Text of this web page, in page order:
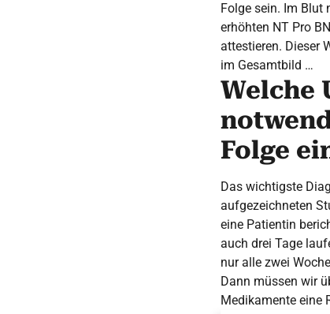
Folge sein. Im Blut
erhöhten NT Pro
attestieren. Dieser
im Gesamtbild …
Welche
Folge
Das wichtigste
aufgezeichneten
eine Patientin
auch drei Tage
nur alle zwei
Dann müssen wir
Medikamente eine